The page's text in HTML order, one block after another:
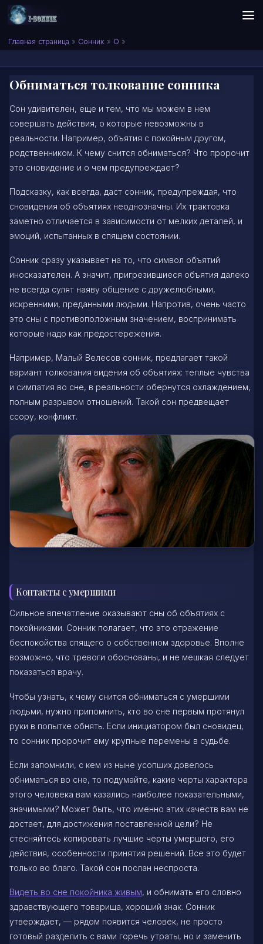
Skip to content
Сонник I-SONNIK.COM
Главная страница » Сонник » О »
Обниматься толкование сонника
Сон удивителен, еще и тем, что мы можем в нем
совершать действия, о которые невозможны в
реальности. Например, объятия с покойным другом,
родственником. К чему снится обниматься? Что пророчит
это сновидение и о чем предупреждает?
Подсказку, как всегда, даст сонник, предупреждая, что
сновидения об объятиях неоднозначны. Их трактовка
заметно отличается в зависимости от мелких деталей, и
эмоций, испытанных в спящем состоянии.
Сонник сразу указывает на то, что символ объятий
иносказателен. А значит, пригрезившиеся объятия далеко
не всегда сулят наяву общение с дружелюбными,
искренними, преданными людьми. Напротив, очень часто
это сны с противоположным значением, воспринимать
которые надо как предостережения.
Например, Малый Велесов сонник, предлагает такой
вариант толкования видения об объятиях: теплые чувства
и симпатия во сне, в реальности обернутся охлаждением,
полным разрывом отношений. Такой сон предвещает
ссору, конфликт.
Контакты с умершими
Сильное впечатление оказывают сны об объятиях с
покойниками. Сонник полагает, что это отражение
беспокойства спящего о собственном здоровье. Вполне
возможно, что тревоги обоснованы, и не мешкая следует
показаться врачу.
Чтобы узнать, к чему снится обниматься с умершими
людьми, нужно припомнить, кто во сне первым протянул
руки в попытке обнять. Если инициатором был сновидец,
то сонник пророчит ему крупные перемены в судьбе.
Если запомнили, с кем из ныне усопших довелось
обниматься во сне, то подумайте, какие черты характера
этого человека вам казались наиболее показательными,
значимыми? Может быть, что именно этих качеств вам не
достает, для достижения поставленной цели? Не
стесняйтесь копировать лучшие черты умершего, его
действия, особенности принятия решений. Все это будет
только во благо. Такой сон послан неспроста.
Видеть во сне покойника живым, и обнимать его словно
здравствующего товарища, хороший знак. Сонник
утверждает, — рядом появится человек, не просто
готовый разделить с вами горечь утраты, но и заменить